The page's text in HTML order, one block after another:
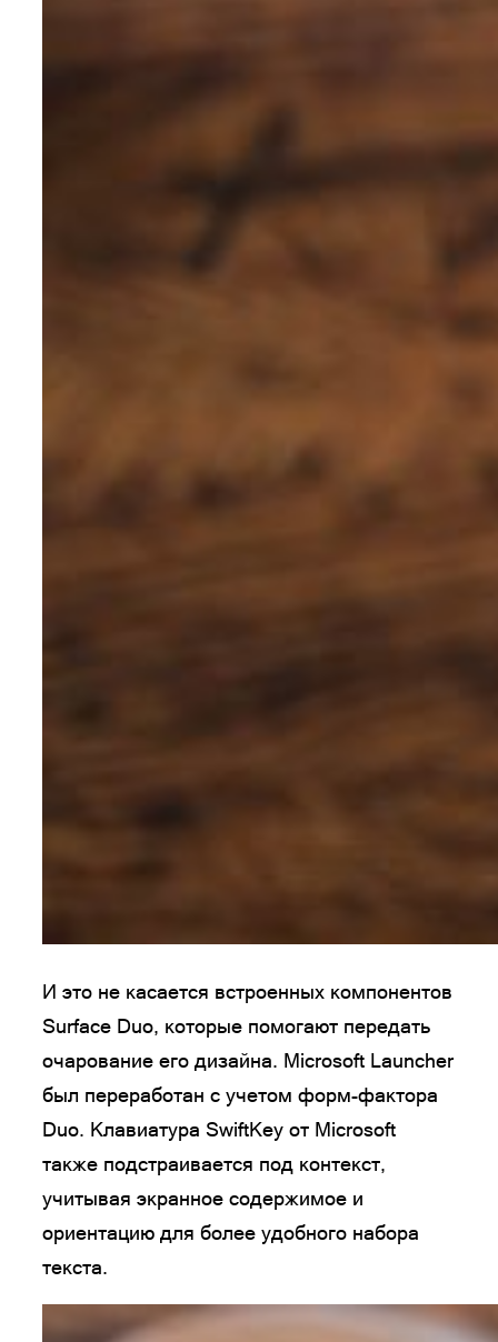
И это не касается встроенных компонентов
Surface Duo, которые помогают передать
очарование его дизайна. Microsoft Launcher
был переработан с учетом форм-фактора
Duo. Клавиатура SwiftKey от Microsoft
также подстраивается под контекст,
учитывая экранное содержимое и
ориентацию для более удобного набора
текста.